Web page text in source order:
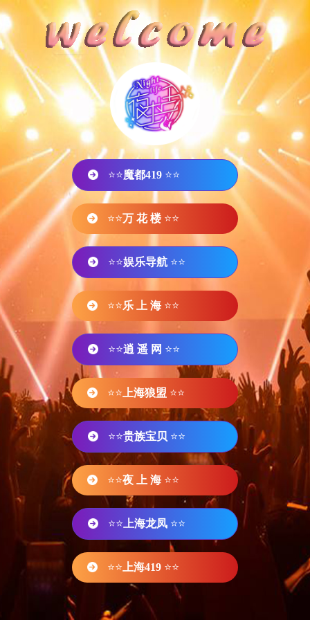
⭐⭐魔都419 ⭐⭐
⭐⭐万 花 楼 ⭐⭐
⭐⭐娱乐导航 ⭐⭐
⭐⭐乐 上 海 ⭐⭐
⭐⭐逍 遥 网 ⭐⭐
⭐⭐ 上海狼盟 ⭐⭐
⭐⭐贵族宝贝 ⭐⭐
⭐⭐夜 上 海 ⭐⭐
⭐⭐ 上海龙凤 ⭐⭐
⭐⭐ 上海419 ⭐⭐